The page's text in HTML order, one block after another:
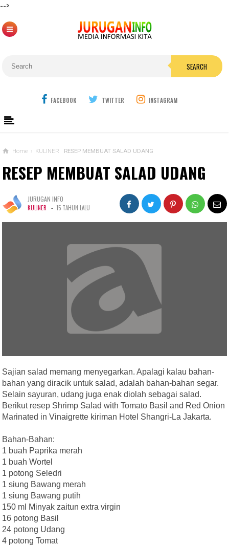
-->
SEARCH
FACEBOOK TWITTER INSTAGRAM
Home › KULINER RESEP MEMBUAT SALAD UDANG
RESEP MEMBUAT SALAD UDANG
JURUGAN INFO
KULINER - 15 TAHUN LALU
Sajian salad memang menyegarkan. Apalagi kalau bahan-
bahan yang diracik untuk salad, adalah bahan-bahan segar.
Selain sayuran, udang juga enak diolah sebagai salad.
Berikut resep Shrimp Salad with Tomato Basil and Red Onion
Marinated in Vinaigrette kiriman Hotel Shangri-La Jakarta.
Bahan-Bahan:
1 buah Paprika merah
1 buah Wortel
1 potong Seledri
1 siung Bawang merah
1 siung Bawang putih
150 ml Minyak zaitun extra virgin
16 potong Basil
24 potong Udang
4 potong Tomat